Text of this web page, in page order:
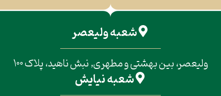
شعبه ولیعصر
ولیعصر، بین بهشتی و مطهری, نبش ناهید، پلاک 100
شعبه نیایش